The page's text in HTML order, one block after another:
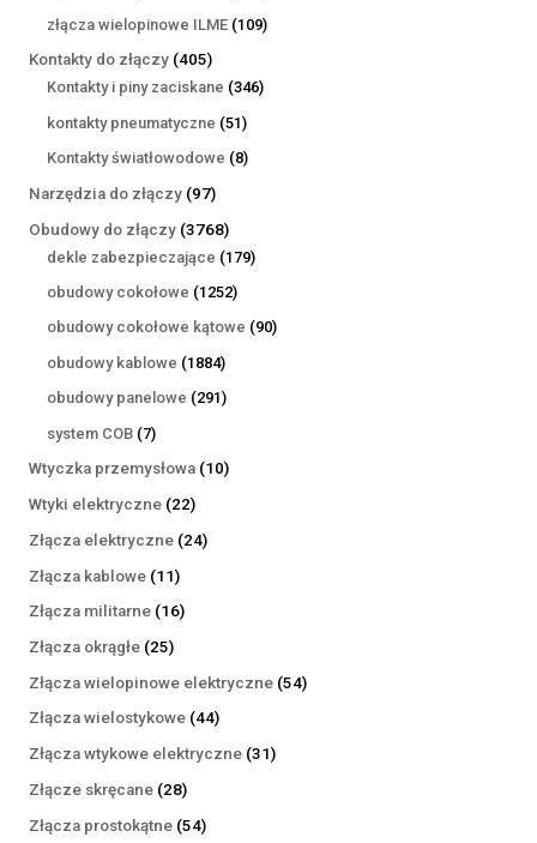
produktów
złącza wielopinowe ILME 109109
Kontakty do złączy 405405
produktów
Kontakty i piny zaciskane 346346
kontakty pneumatyczne 5151
produktów
Kontakty światłowodowe 88
Narzędzia do złączy 9797
produktów
Obudowy do złączy 37683768
produktów
dekle zabezpieczające 179179
obudowy cokołowe 12521252
produkty
obudowy cokołowe kątowe 9090
obudowy kablowe 18841884
produkty
obudowy panelowe 291291
system COB 77
produktów
Wtyczka przemysłowa 1010
Wtyki elektryczne 2222
produkty
Złącza elektryczne 2424
Złącza kablowe 1111
produktów
Złącza militarne 1616
Złącza okrągłe 2525
produktów
Złącza wielopinowe elektryczne 5454
Złącza wielostykowe 4444
produkty
Złącza wtykowe elektryczne 3131
Złącze skręcane 2828
produktów
Złącza prostokątne 5454